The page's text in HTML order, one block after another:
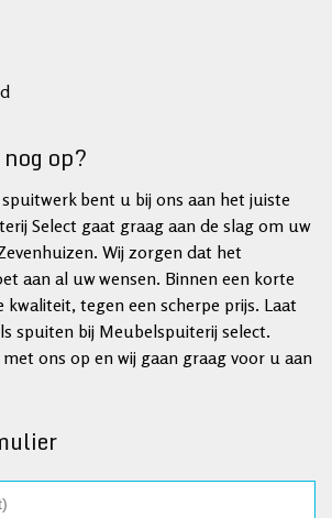
op?
bent u bij ons aan het juiste
Select gaat graag aan de slag om uw
Wij zorgen dat het
aan al uw wensen. Binnen een korte
kwaliteit, tegen een scherpe prijs. Laat
spuiten bij Meubelspuiterij select.
met ons op en wij gaan graag voor u aan